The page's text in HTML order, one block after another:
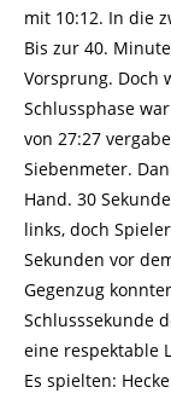
mit 10:12. In die
Bis zur 40.
Vorsprung. Doch
Schlussphase
von 27:27
Siebenmeter.
Hand. 30
links, doch
Sekunden vor
Gegenzug
Schlusssekunde
eine respektable
Es spielten: